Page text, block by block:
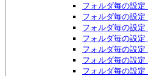
フォルダ毎の設定
フォルダ毎の設定
フォルダ毎の設定
フォルダ毎の設定
フォルダ毎の設
フォルダ毎の設
フォルダ毎の設